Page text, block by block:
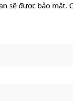
sẽ được bảo mật.